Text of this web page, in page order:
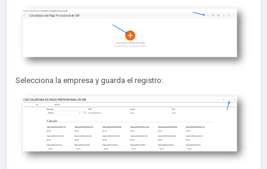
Selecciona la empresa y guarda el registro: